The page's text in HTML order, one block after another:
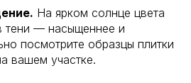
На ярком солнце цвета
тени — насыщеннее и
посмотрите образцы плитки
вашем участке.